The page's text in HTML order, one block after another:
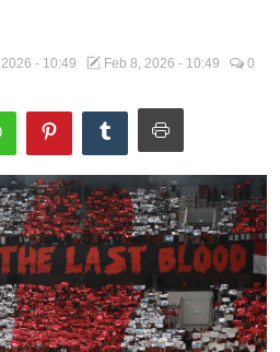
2026 - 10:49 Feb 8, 2026 - 10:49 0